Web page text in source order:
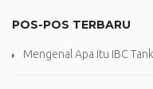
POS-POS TERBARU
Mengenal Apa Itu IBC